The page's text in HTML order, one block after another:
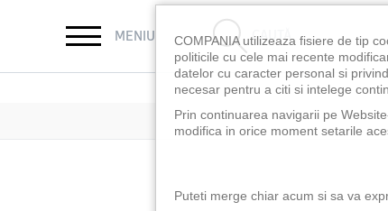
MENIU CAUTĂ
COMPANIA utilizeaza fisiere de tip
politicile cu cele mai recente
datelor cu caracter personal si
necesar pentru a citi si intelege
Prin continuarea navigarii pe
modifica in orice moment setarile
Puteti merge chiar acum si sa va